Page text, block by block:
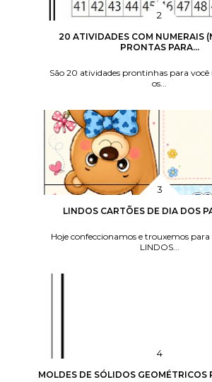
20 ATIVIDADES COM NUMERAIS
PRONTAS PARA...
São 20 atividades prontinhas para
os...
LINDOS CARTÕES DE DIA DOS
Hoje confeccionamos e trouxemos para
LINDOS...
MOLDES DE SÓLIDOS GEOMÉTRICOS